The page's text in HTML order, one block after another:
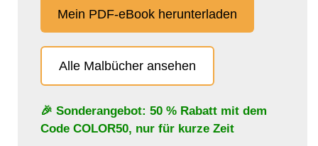
Mein PDF-eBook herunterladen
Alle Malbücher ansehen
🎉 Sonderangebot: 50 % Rabatt mit dem
Code COLOR50, nur für kurze Zeit